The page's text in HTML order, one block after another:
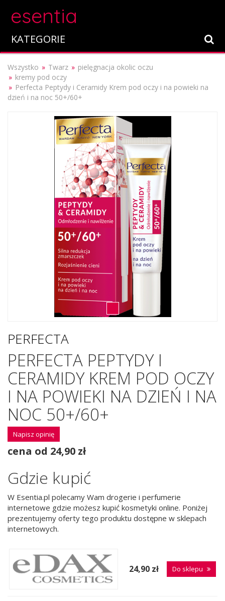
esentia
KATEGORIE
Wszystko Twarz
pielęgnacja okolic oczu
kremy pod oczy
Perfecta Peptydy i Ceramidy Krem pod oczy i na powieki na
dzień i na noc 50+/60+
PERFECTA
PERFECTA PEPTYDY I
CERAMIDY KREM POD OCZY
I NA POWIEKI NA DZIEŃ I NA
NOC 50+/60+
Napisz opinię
cena od 24,90 zł
Gdzie kupić
W Esentia.pl polecamy Wam drogerie i perfumerie
internetowe gdzie możesz kupić kosmetyki online. Poniżej
prezentujemy oferty tego produktu dostępne w sklepach
internetowych.
24,90 zł Do sklepu